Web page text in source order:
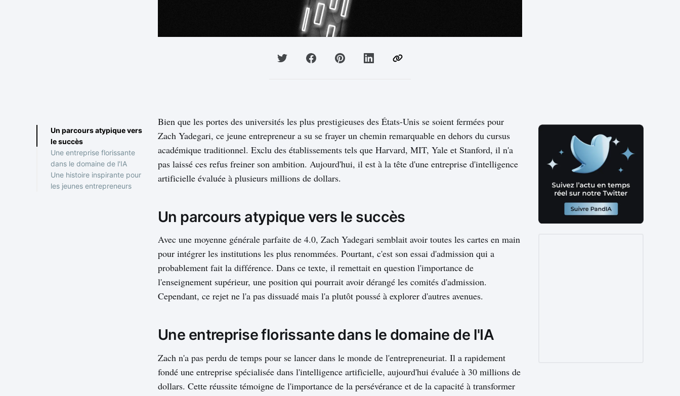
Un parcours atypique vers
le succès
Une entreprise florissante
dans le domaine de l'IA
Un changement de
perspective
Une histoire inspirante pour
les jeunes entrepreneurs
Bien que les portes des universités les plus prestigieuses des États-Unis se soient fermées pour
Zach Yadegari, ce jeune entrepreneur a su se frayer un chemin remarquable en dehors du cursus
académique traditionnel. Exclu des établissements tels que Harvard, MIT, Yale et Stanford, il n'a
pas laissé ces refus freiner son ambition. Aujourd'hui, il est à la tête d'une entreprise d'intelligence
artificielle évaluée à plusieurs millions de dollars.
Un parcours atypique vers le succès
Avec une moyenne générale parfaite de 4.0, Zach Yadegari semblait avoir toutes les cartes en main
pour intégrer les institutions les plus renommées. Pourtant, c'est son essai d'admission qui a
probablement fait la différence. Dans ce texte, il remettait en question l'importance de
l'enseignement supérieur, une position qui pourrait avoir dérangé les comités d'admission.
Cependant, ce rejet ne l'a pas dissuadé mais l'a plutôt poussé à explorer d'autres avenues.
Une entreprise florissante dans le domaine de l'IA
Zach n'a pas perdu de temps pour se lancer dans le monde de l'entrepreneuriat. Il a rapidement
fondé une entreprise spécialisée dans l'intelligence artificielle, aujourd'hui évaluée à 30 millions de
dollars. Cette réussite témoigne de l'importance de la persévérance et de la capacité à transformer